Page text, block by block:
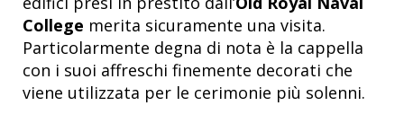
College merita sicuramente una visita.
Particolarmente degna di nota è la cappella
con i suoi affreschi finemente decorati che
viene utilizzata per le cerimonie più solenni.